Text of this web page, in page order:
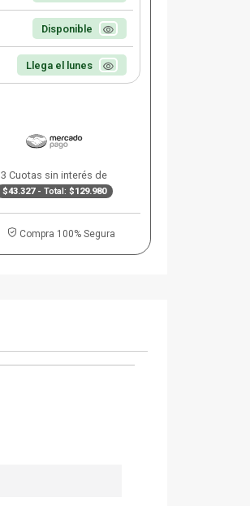
Disponible
Llega el lunes
3 Cuotas sin interés de
$43.327- Total: $129.980
Compra 100% Segura